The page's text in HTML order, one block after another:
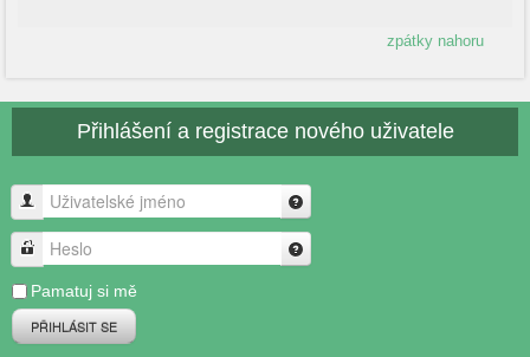
zpátky nahoru
Přihlášení a registrace nového uživatele
Uživatelské jméno
Heslo
Pamatuj si mě
PŘIHLÁSIT SE